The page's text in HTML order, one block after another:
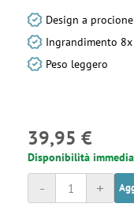
Design a
Ingrandimento
Peso leggero
39,95 €
Disponibilità
+
-